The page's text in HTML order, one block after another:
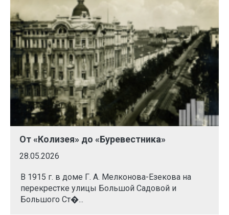
От «Колизея» до «Буревестника»
28.05.2026
В 1915 г. в доме Г. А. Мелконова-Езекова на
перекрестке улицы Большой Садовой и
Большого Ст�...